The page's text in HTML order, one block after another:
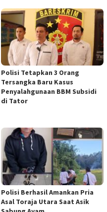
Polisi Tetapkan 3 Orang
Tersangka Baru Kasus
Penyalahgunaan BBM Subsidi
di Tator
Polisi Berhasil Amankan Pria
Asal Toraja Utara Saat Asik